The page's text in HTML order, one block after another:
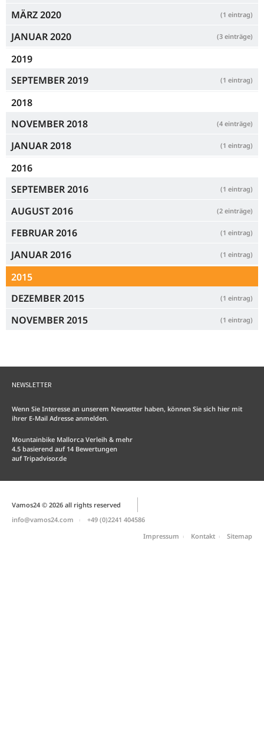
MÄRZ 2020 (1 eintrag)
JANUAR 2020 (3 einträge)
2019
SEPTEMBER 2019
(1 eintrag)
2018
NOVEMBER 2018
(4 einträge)
JANUAR 2018 (1 eintrag)
2016
SEPTEMBER 2016
(1 eintrag)
AUGUST 2016 (2 einträge)
FEBRUAR 2016 (1 eintrag)
JANUAR 2016 (1 eintrag)
2015
DEZEMBER 2015
(1 eintrag)
NOVEMBER 2015 (1 eintrag)
NEWSLETTER
Wenn Sie Interesse an unserem Newsetter haben, können Sie sich hier mit
ihrer E-Mail Adresse anmelden.
Mountainbike Mallorca Verleih & mehr
4.5 basierend auf 14 Bewertungen
aufTripadvisor.de
Vamos24 © 2026 all rights reserved
info@vamos24.com
+49 (0)2241 404586
Impressum
Kontakt Sitemap